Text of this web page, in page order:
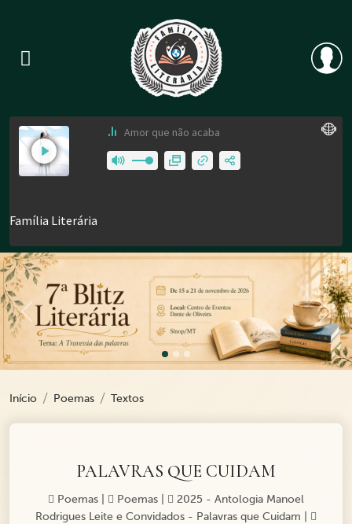
Previous
Início Poemas Textos
PALAVRAS QUE CUIDAM
Poemas Poemas
2025 - Antologia Manoel
Rodrigues Leite e Convidados - Palavras que Cuidam